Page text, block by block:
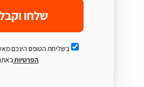
שלחו
בשליחת הטופס הינכם
הפרטיות